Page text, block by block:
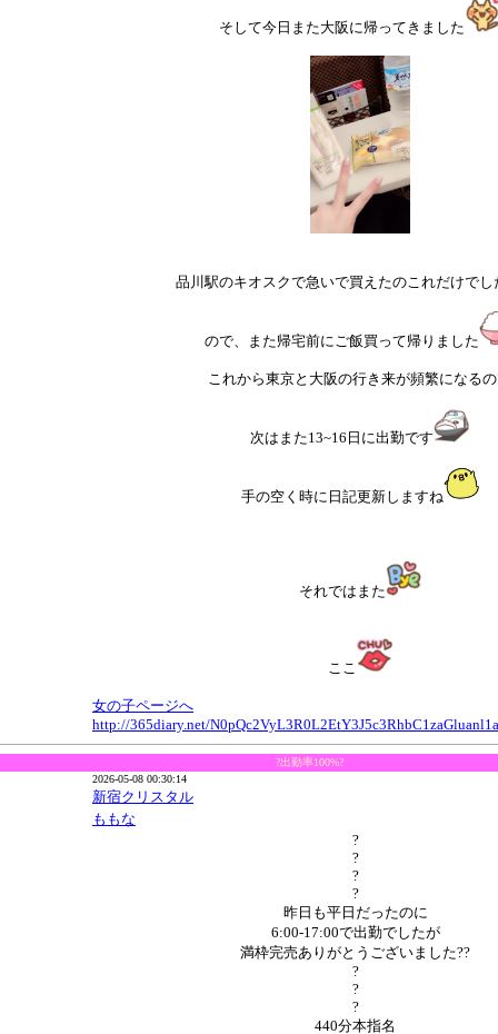
そして今日また大阪に帰ってきました
品川駅のキオスクで急いで買えたのこれだけでし
ので、また帰宅前にご飯買って帰りました
これから東京と大阪の行き来が頻繁になる
次はまた13~16日に出勤です
手の空く時に日記更新しますね
それではまた
ここ
女の子ページへ
http://365diary.net/
?出勤率100%?
2026-05-08 00:30:14
新宿クリスタル
ももな
?
?
?
?
昨日も平日だったのに
6:00-17:00で出勤でしたが
満枠完売ありがとうございました??
?
?
?
440分本指名